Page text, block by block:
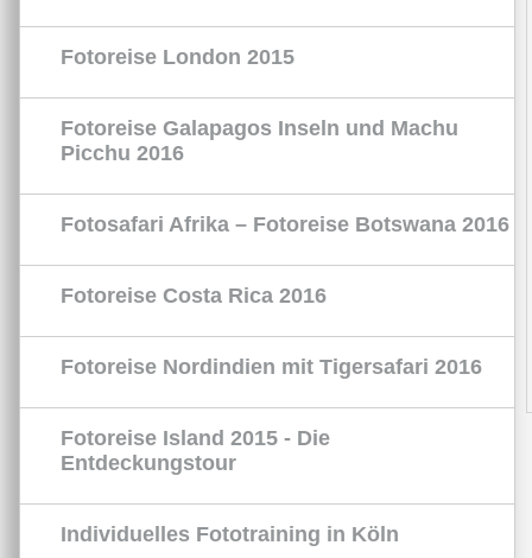
Fotoreise London 2015
Fotoreise Galapagos Inseln und Machu
Picchu 2016
Fotosafari Afrika – Fotoreise Botswana 2016
Fotoreise Costa Rica 2016
Fotoreise Nordindien mit Tigersafari 2016
Fotoreise Island 2015 - Die
Entdeckungstour
Individuelles Fototraining in Köln